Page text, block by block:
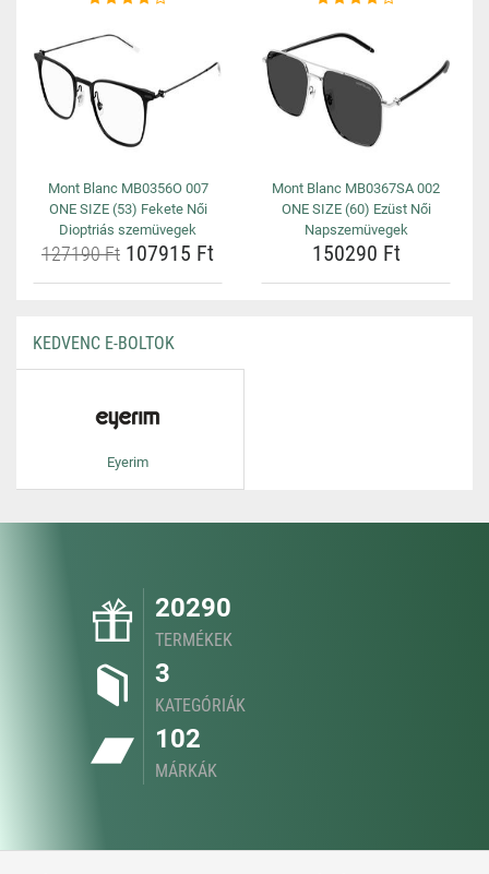
Mont Blanc MB0356O 007
ONE SIZE (53) Fekete Női
Dioptriás szemüvegek
127190 Ft 107915 Ft
Mont Blanc MB0367SA 002
ONE SIZE (60) Ezüst Női
Napszemüvegek
150290 Ft
KEDVENC E-BOLTOK
Eyerim
20290
TERMÉKEK
3
KATEGÓRIÁK
102
MÁRKÁK